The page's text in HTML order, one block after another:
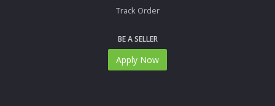
Track Order
BE A SELLER
Apply Now